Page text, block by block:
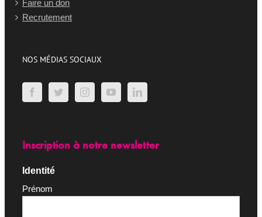
Faire un don
Recrutement
NOS MÉDIAS SOCIAUX
Inscription à notre newsletter
Identité
Prénom